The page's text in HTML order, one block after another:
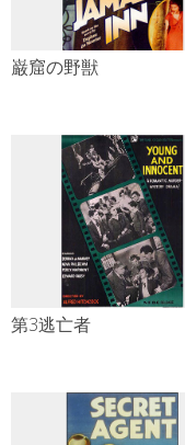
巌窟の野獣
第3逃亡者